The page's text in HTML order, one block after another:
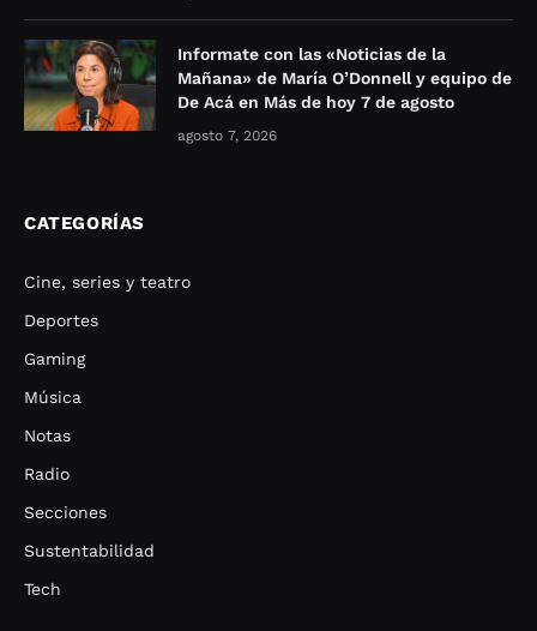
Informate con las «Noticias de la
Mañana» de María O’Donnell y equipo de
De Acá en Más de hoy 7 de agosto
agosto 7, 2026
CATEGORÍAS
Cine, series y teatro
Deportes
Gaming
Música
Notas
Radio
Secciones
Sustentabilidad
Tech